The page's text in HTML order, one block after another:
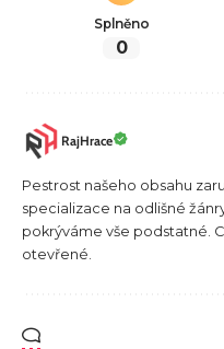
Splněno
0
RajHrace
Pestrost našeho obsahu
specializace na odlišné
pokrýváme vše podstatné.
otevřené.